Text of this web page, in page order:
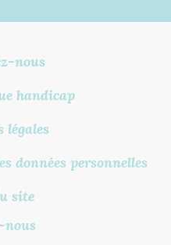
nous
handicap
légales
données personnelles
site
nous